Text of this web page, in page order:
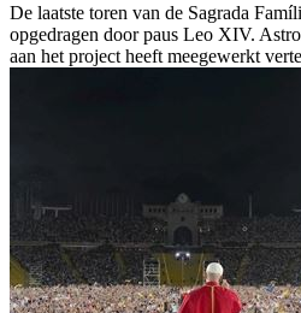
De laatste toren van de Sagrada
opgedragen door paus Leo XIV.
aan het project heeft meegewerkt